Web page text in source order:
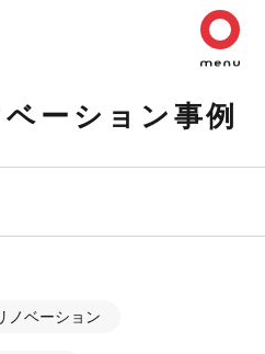
ーション事例
ノベーション